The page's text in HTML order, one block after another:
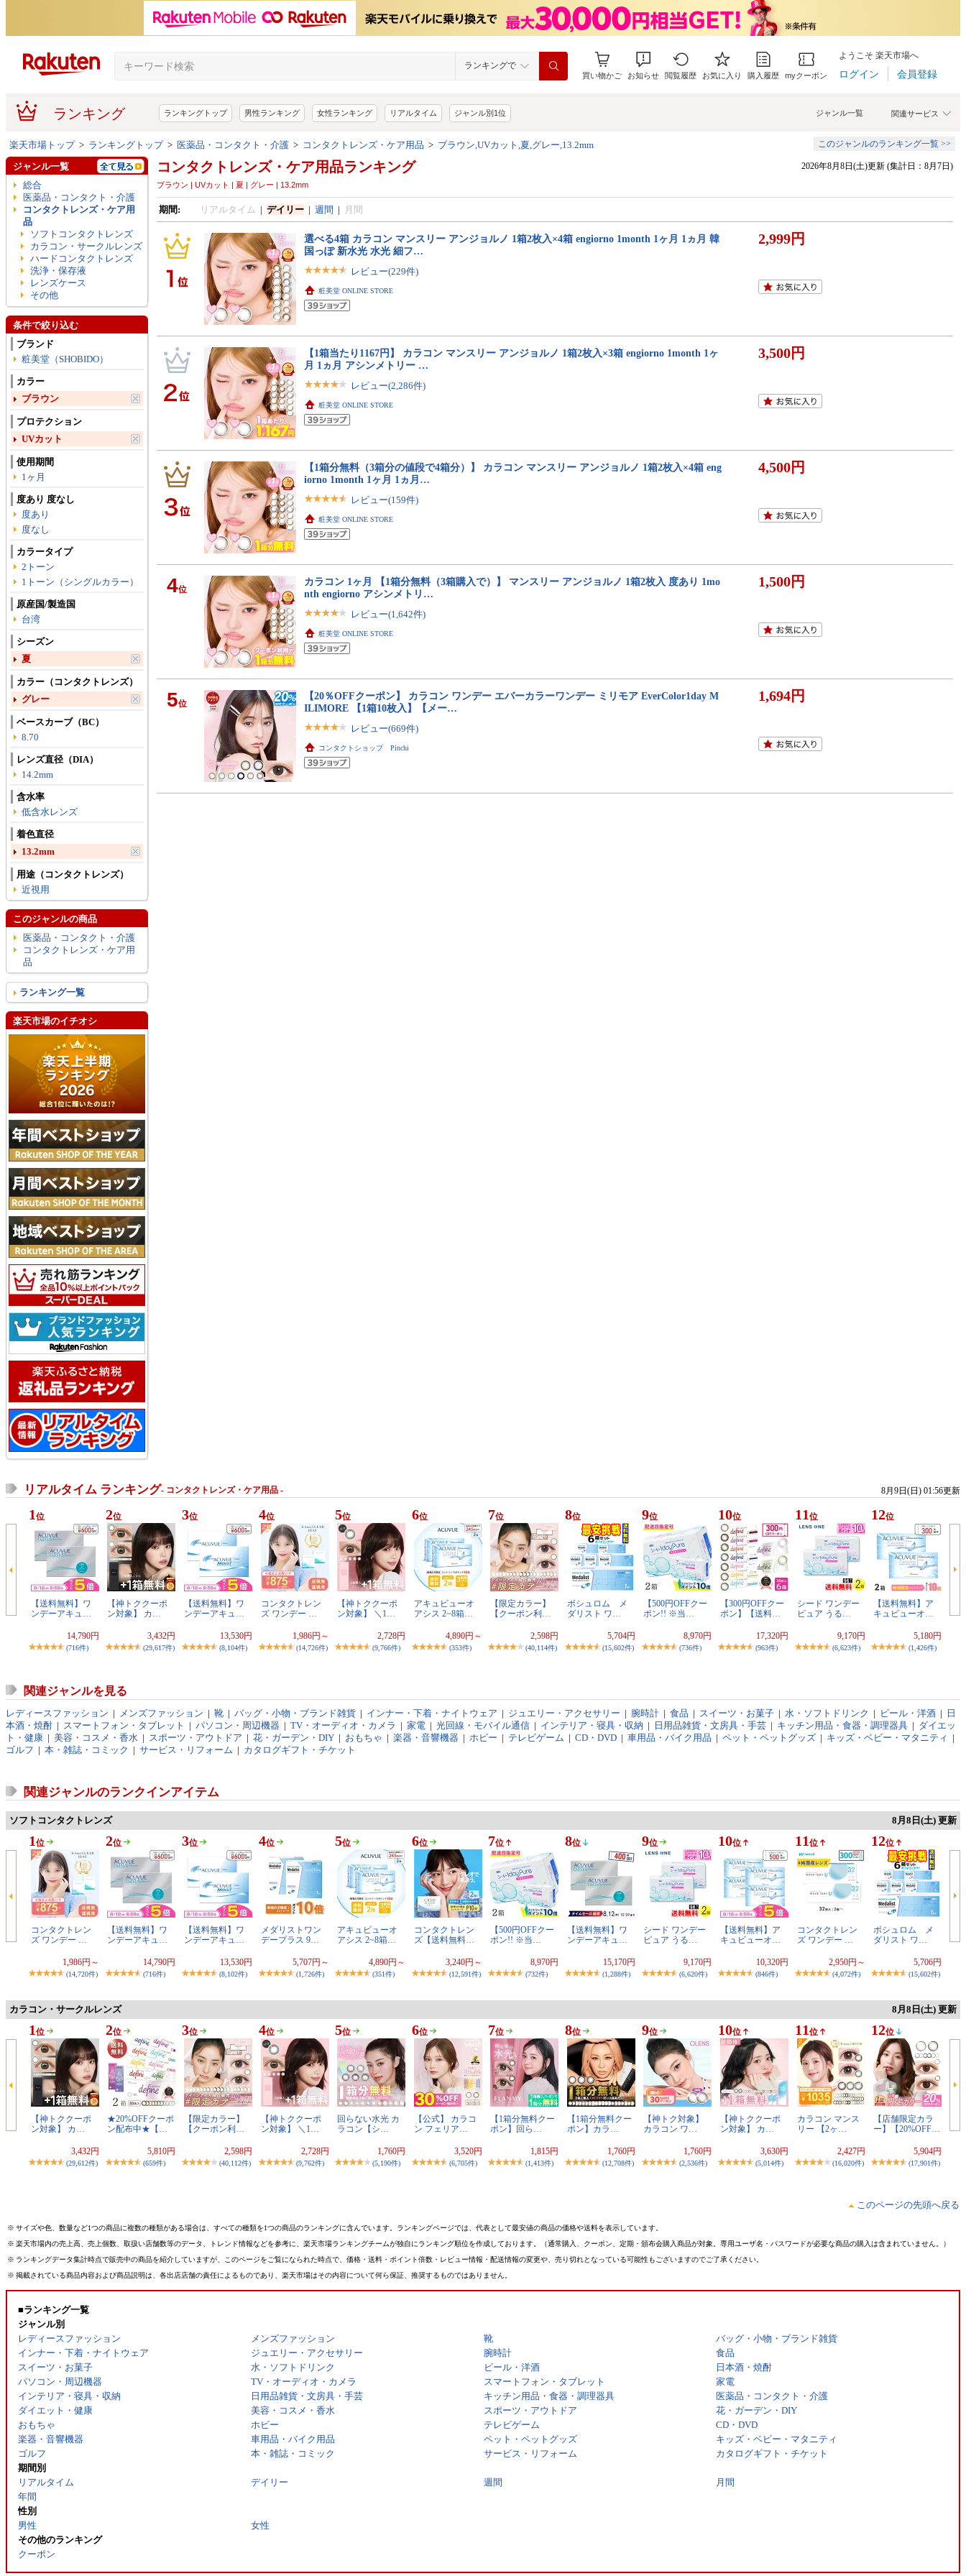
ランキングで
買い物かご お知らせ 閲覧履歴 お気に入り 購入履歴 myクーポン
ようこそ 楽天市場へ
ログイン 会員登録
ランキング 関連サービス
ジャンル一覧
ランキングトップ 男性ランキング 女性ランキング リアルタイム ジャンル別1位
楽天市場トップ> ランキングトップ> 医薬品・コンタクト・介護 > コンタクトレンズ・ケア用品 > ブラウン,UVカット,夏,グレー,13.2mm このジャンルのランキング一覧 >>
コンタクトレンズ・ケア用品ランキング
ブラウン | UVカット | 夏 | グレー | 13.2mm
2026年8月8日(土)更新 (集計日：8月7日)
期間: リアルタイム | デイリー| 週間 | 月間
選べる4箱 カラコン マンスリー アンジョルノ 1箱2枚入×4箱 engiorno 1month 1ヶ月 1ヵ月 韓
国っぽ 新水光 水光 細フ…
レビュー(229件)
粧美堂 ONLINE STORE
2,999円
【1箱当たり1167円】 カラコン マンスリー アンジョルノ 1箱2枚入×3箱 engiorno 1month 1ヶ
月 1ヵ月 アシンメトリー …
レビュー(2,286件)
粧美堂 ONLINE STORE
3,500円
【1箱分無料（3箱分の値段で4箱分）】 カラコン マンスリー アンジョルノ 1箱2枚入×4箱 eng
iorno 1month 1ヶ月 1ヵ月…
レビュー(159件)
粧美堂 ONLINE STORE
4,500円
4位
カラコン 1ヶ月 【1箱分無料（3箱購入で）】 マンスリー アンジョルノ 1箱2枚入 度あり 1mo
nth engiorno アシンメトリ…
レビュー(1,642件)
粧美堂 ONLINE STORE
1,500円
5位
【20％OFFクーポン】 カラコン ワンデー エバーカラーワンデー ミリモア EverColor1day M
ILIMORE 【1箱10枚入】【メー…
レビュー(669件)
コンタクトショップ Pinchi
1,694円
ジャンル一覧
総合
医薬品・コンタクト・介護
コンタクトレンズ・ケア用
品
ソフトコンタクトレンズ
カラコン・サークルレンズ
ハードコンタクトレンズ
洗浄・保存液
レンズケース
その他
条件で絞り込む
ブランド
粧美堂（SHOBIDO）
カラー
ブラウン
プロテクション
UVカット
使用期間
1ヶ月
度あり 度なし
度あり
度なし
カラータイプ
2トーン
1トーン（シングルカラー）
原産国/製造国
台湾
シーズン
夏
カラー（コンタクトレンズ）
グレー
ベースカーブ（BC）
8.70
レンズ直径（DIA）
14.2mm
含水率
低含水レンズ
着色直径
13.2mm
用途（コンタクトレンズ）
近視用
このジャンルの商品
医薬品・コンタクト・介護
コンタクトレンズ・ケア用
品
ランキング一覧
楽天市場のイチオシ
リアルタイム ランキング- コンタクトレンズ・ケア用品 - 8月9日(日) 01:56更新
1 位
【送料無料】ワ
ンデーアキュ…
14,790円
(716件)
2位
【神トククーポ
ン対象】 カ…
3,432円
(29,617件)
3位
【送料無料】ワ
ンデーアキュ…
13,530円
(8,104件)
4位
コンタクトレン
ズ ワンデー …
1,986円～
(14,726件)
5位
【神トククーポ
ン対象】 ＼1…
2,728円
(9,766件)
6位
アキュビューオ
アシス 2~8箱…
4,890円～
(353件)
7位
【限定カラー】
【クーポン利…
2,598円
(40,114件)
8位
ボシュロム メ
ダリスト ワ…
5,704円
(15,602件)
9位
【500円OFFクー
ポン!! ※当…
8,970円
(736件)
10位
【300円OFFクー
ポン】【送料…
17,320円
(963件)
11 位
シード ワンデー
ピュア うる…
9,170円
(6,623件)
12位
【送料無料】ア
キュビューオ…
5,180円
(1,426件)
関連ジャンルを見る
レディースファッション | メンズファッション | 靴 | バッグ・小物・ブランド雑貨 | インナー・下着・ナイトウェア | ジュエリー・アクセサリー | 腕時計 | 食品 | スイーツ・お菓子 | 水・ソフトドリンク | ビール・洋酒 | 日
本酒・焼酎 | スマートフォン・タブレット | パソコン・周辺機器 | TV・オーディオ・カメラ | 家電 | 光回線・モバイル通信 | インテリア・寝具・収納 | 日用品雑貨・文房具・手芸 | キッチン用品・食器・調理器具 | ダイエッ
ト・健康 | 美容・コスメ・香水 | スポーツ・アウトドア | 花・ガーデン・DIY | おもちゃ | 楽器・音響機器 | ホビー | テレビゲーム | CD・DVD | 車用品・バイク用品 | ペット・ペットグッズ | キッズ・ベビー・マタニティ |
ゴルフ | 本・雑誌・コミック | サービス・リフォーム | カタログギフト・チケット
関連ジャンルのランクインアイテム
ソフトコンタクトレンズ 8月8日(土) 更新
1 位
コンタクトレン
ズ ワンデー …
1,986円～
(14,720件)
2位
【送料無料】ワ
ンデーアキュ…
14,790円
(716件)
3位
【送料無料】ワ
ンデーアキュ…
13,530円
(8,102件)
4位
メダリストワン
デープラス 9…
5,707円～
(1,726件)
5位
アキュビューオ
アシス 2~8箱…
4,890円～
(351件)
6位
コンタクトレン
ズ【送料無料…
3,240円～
(12,591件)
7位
【500円OFFクー
ポン!! ※当…
8,970円
(732件)
8位
【送料無料】ワ
ンデーアキュ…
15,170円
(1,288件)
9位
シード ワンデー
ピュア うる…
9,170円
(6,620件)
10位
【送料無料】ア
キュビューオ…
10,320円
(846件)
11 位
コンタクトレン
ズ ワンデー …
2,950円～
(4,072件)
12位
ボシュロム メ
ダリスト ワ…
5,706円
(15,602件)
カラコン・サークルレンズ 8月8日(土) 更新
1 位
【神トククーポ
ン対象】 カ…
3,432円
(29,612件)
2位
★20%OFFクーポ
ン配布中★【…
5,810円
(659件)
3位
【限定カラー】
【クーポン利…
2,598円
(40,112件)
4位
【神トククーポ
ン対象】 ＼1…
2,728円
(9,762件)
5位
回らない水光 カ
ラコン【シ…
1,760円
(5,190件)
6位
【公式】 カラコ
ン フェリア…
3,520円
(6,705件)
7位
【1箱分無料クー
ポン】回ら…
1,815円
(1,413件)
8位
【1箱分無料クー
ポン】カラ…
1,760円
(12,708件)
9位
【神トク対象】
カラコン ワ…
1,760円
(2,536件)
10位
【神トククーポ
ン対象】 カ…
3,630円
(5,014件)
11 位
カラコン マンス
リー 【2ヶ…
2,427円
(16,020件)
12位
【店舗限定カラ
ー】【20%OFF…
5,904円
(17,901件)
このページの先頭へ戻る
※ サイズや色、数量など1つの商品に複数の種類がある場合は、すべての種類を1つの商品のランキングに含んでいます。ランキングページでは、代表として最安値の商品の価格や送料を表示しています。
※ 楽天市場内の売上高、売上個数、取扱い店舗数等のデータ、トレンド情報などを参考に、楽天市場ランキングチームが独自にランキング順位を作成しております。（通常購入、クーポン、定期・頒布会購入商品が対象。専用ユーザ名・パスワードが必要な商品の購入は含まれていません。）
※ ランキングデータ集計時点で販売中の商品を紹介していますが、このページをご覧になられた時点で、価格・送料・ポイント倍数・レビュー情報・配送情報の変更や、売り切れとなっている可能性もございますのでご了承ください。
※ 掲載されている商品内容および商品説明は、各出店店舗の責任によるものであり、楽天市場はその内容について何ら保証、推奨するものではありません。
■ランキング一覧
ジャンル別
レディースファッション
メンズファッション 靴
バッグ・小物・ブランド雑貨
インナー・下着・ナイトウェア
ジュエリー・アクセサリー 腕時計
食品
スイーツ・お菓子
水・ソフトドリンク ビール・洋酒
日本酒・焼酎
パソコン・周辺機器
TV・オーディオ・カメラ スマートフォン・タブレット
家電
インテリア・寝具・収納
日用品雑貨・文房具・手芸 キッチン用品・食器・調理器具
医薬品・コンタクト・介護
ダイエット・健康
美容・コスメ・香水 スポーツ・アウトドア
花・ガーデン・DIY
おもちゃ
ホビー テレビゲーム
CD・DVD
楽器・音響機器
車用品・バイク用品 ペット・ペットグッズ
キッズ・ベビー・マタニティ
ゴルフ
本・雑誌・コミック サービス・リフォーム
カタログギフト・チケット
期間別
リアルタイム
デイリー 週間
月間
年間
性別
男性
女性
その他のランキング
クーポン